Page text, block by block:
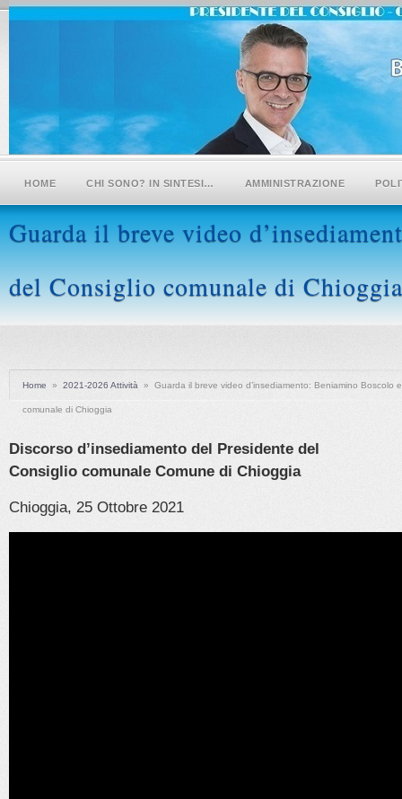
HOME CHI SONO? IN SINTESI… AMMINISTRAZIONE
Guarda il breve video
del Consiglio comunale di Chioggia
Home » 2021-2026 Attività » Guarda il breve video d’insediamento: Beniamino Boscolo
comunale di Chioggia
Discorso d’insediamento del Presidente del
Consiglio comunale Comune di Chioggia
Chioggia, 25 Ottobre 2021